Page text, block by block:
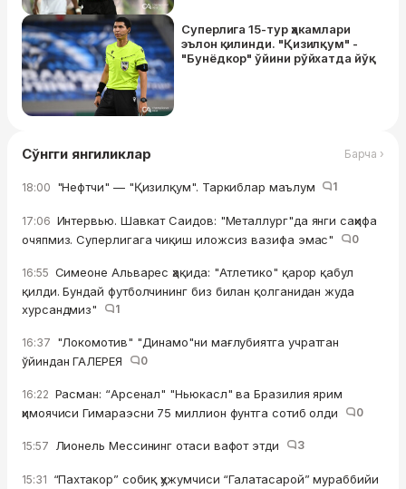
Суперлига 15-тур ҳакамлари
эълон қилинди. "Қизилқум" -
"Бунёдкор" ўйини рўйхатда йўқ
Сўнгги янгиликлар Барча ›
18:00 "Нефтчи" — "Қизилқум". Таркиблар маълум 1
17:06 Интервью. Шавкат Саидов: "Металлург"да янги саҳифа
очяпмиз. Суперлигага чиқиш иложсиз вазифа эмас"
0
16:55 Симеоне Альварес ҳақида: "Атлетико" қарор қабул
қилди. Бундай футболчининг биз билан қолганидан жуда
хурсандмиз"
1
16:37 "Локомотив" "Динамо"ни мағлубиятга учратган
ўйиндан ГАЛЕРЕЯ
0
16:22 Расман: “Арсенал" "Ньюкасл" ва Бразилия ярим
ҳимоячиси Гимараэсни 75 миллион фунтга сотиб олди
0
15:57 Лионель Мессининг отаси вафот этди 3
15:31 “Пахтакор” собиқ ҳужумчиси “Галатасарой” мураббийи